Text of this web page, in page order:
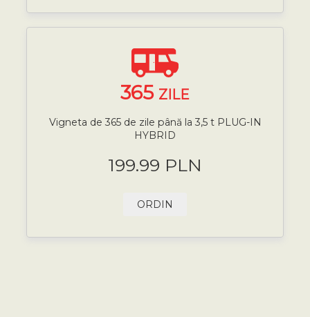
365 ZILE
Vigneta de 365 de zile până la 3,5 t PLUG-IN
HYBRID
199.99 PLN
ORDIN